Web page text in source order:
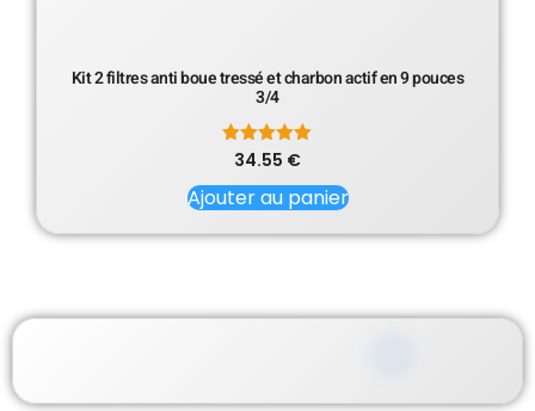
Kit 2 filtres anti boue tressé et charbon actif en 9 pouces
3/4
Note
sur 5
34.55 €
Ajouter au panier